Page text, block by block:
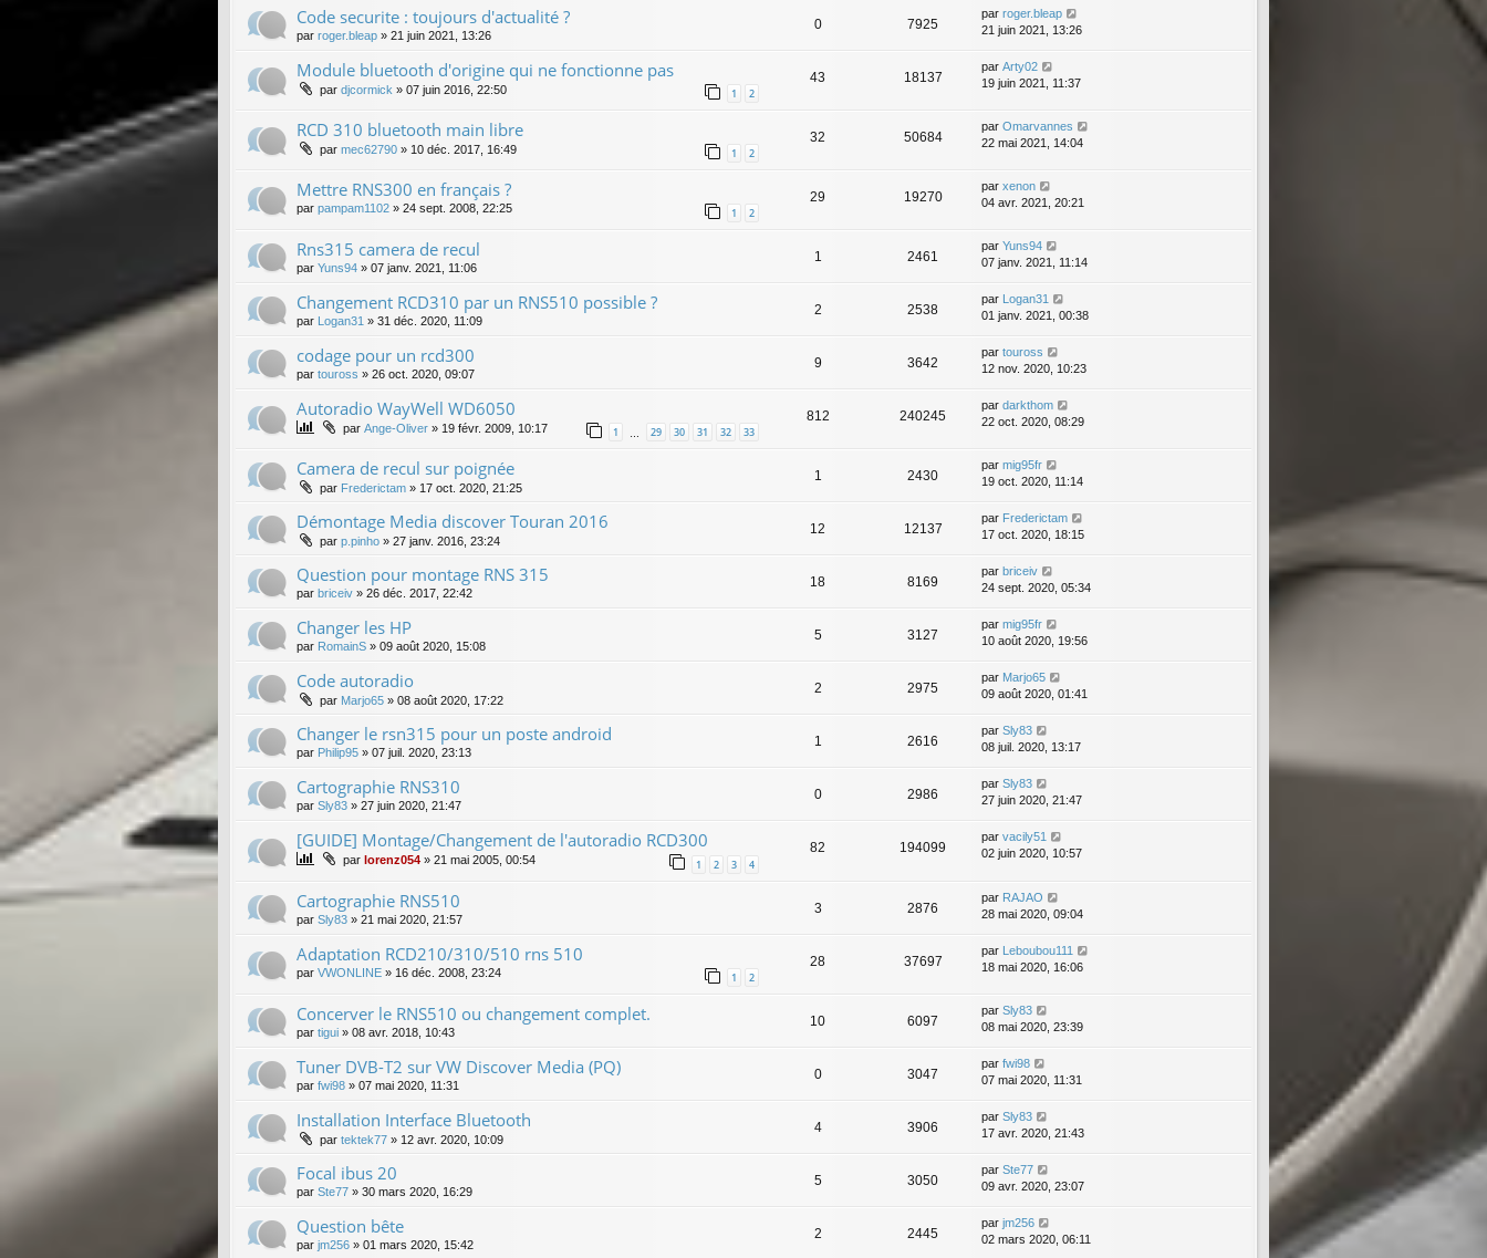
Code securite : toujours d'actualité ?
par roger.bleap » 21 juin 2021, 13:26
0 7925
par roger.bleap
21 juin 2021, 13:26
Module bluetooth d'origine qui ne fonctionne pas
par djcormick » 07 juin 2016, 22:50 1 2
43 18137
par Arty02
19 juin 2021, 11:37
RCD 310 bluetooth main libre
par mec62790 » 10 déc. 2017, 16:49 1 2
32 50684
par Omarvannes
22 mai 2021, 14:04
Mettre RNS300 en français ?
par pampam1102 » 24 sept. 2008, 22:25 1 2
29 19270
par xenon
04 avr. 2021, 20:21
Rns315 camera de recul
par Yuns94 » 07 janv. 2021, 11:06
1 2461
par Yuns94
07 janv. 2021, 11:14
Changement RCD310 par un RNS510 possible ?
par Logan31 » 31 déc. 2020, 11:09
2 2538
par
Logan31
01 janv. 2021, 00:38
codage pour un rcd300
par touross » 26 oct. 2020, 09:07
9 3642
par touross
12 nov. 2020, 10:23
Autoradio WayWell WD6050
par Ange-Oliver » 19 févr. 2009, 10:17 1 … 29 30 31 32 33
812 240245
par darkthom
22 oct. 2020, 08:29
Camera de recul sur poignée
par Frederictam » 17 oct. 2020, 21:25
1 2430
par mig95fr
19 oct. 2020, 11:14
Démontage Media discover Touran 2016
par p.pinho » 27 janv. 2016, 23:24
12 12137
par Frederictam
17 oct. 2020, 18:15
Question pour montage RNS 315
par briceiv » 26 déc. 2017, 22:42
18 8169
par briceiv
24 sept. 2020, 05:34
Changer les HP
par RomainS » 09 août 2020, 15:08
5 3127
par mig95fr
10 août 2020, 19:56
Code autoradio
par Marjo65 » 08 août 2020, 17:22
2 2975
par Marjo65
09 août 2020, 01:41
Changer le rsn315 pour un poste android
par Philip95 » 07 juil. 2020, 23:13
1 2616
par Sly83
08 juil. 2020, 13:17
Cartographie RNS310
par Sly83 » 27 juin 2020, 21:47
0 2986
par Sly83
27 juin 2020, 21:47
[GUIDE] Montage/Changement de l'autoradio RCD300
par lorenz054 » 21 mai 2005, 00:54 1 2 3 4
82 194099
par vacily51
02 juin 2020, 10:57
Cartographie RNS510
par Sly83 » 21 mai 2020, 21:57
3 2876
par RAJAO
28 mai 2020, 09:04
Adaptation RCD210/310/510 rns 510
par VWONLINE » 16 déc. 2008, 23:24 1 2
28 37697
par Leboubou111
18 mai 2020, 16:06
Concerver le RNS510 ou changement complet.
par tigui » 08 avr. 2018, 10:43
10 6097
par Sly83
08 mai 2020, 23:39
Tuner DVB-T2 sur VW Discover Media (PQ)
par fwi98 » 07 mai 2020, 11:31
0 3047
par fwi98
07 mai 2020, 11:31
Installation Interface Bluetooth
par tektek77 » 12 avr. 2020, 10:09
4 3906
par Sly83
17 avr. 2020, 21:43
Focal ibus 20
par Ste77 » 30 mars 2020, 16:29
5 3050
par Ste77
09 avr. 2020, 23:07
Question bête
par jm256 » 01 mars 2020, 15:42
2 2445
par jm256
02 mars 2020, 06:11